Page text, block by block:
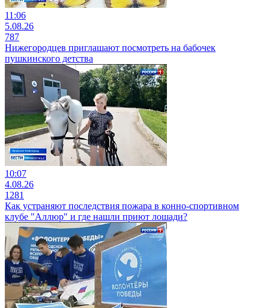
11:06
5.08.26
787
Нижегородцев приглашают посмотреть на бабочек
пушкинского детства
10:07
4.08.26
1281
Как устраняют последствия пожара в конно-спортивном
клубе "Аллюр" и где нашли приют лошади?